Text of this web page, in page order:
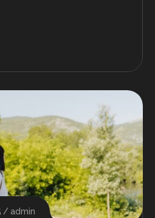
admin